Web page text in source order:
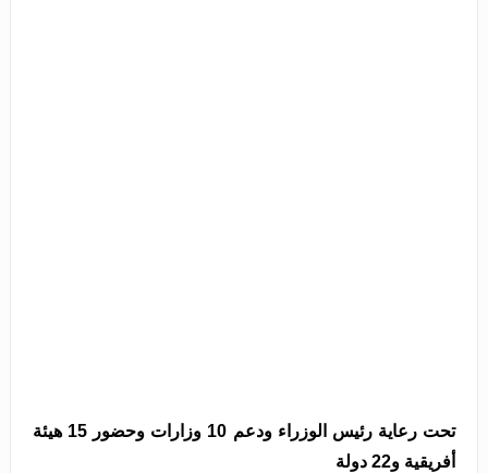
تحت رعاية رئيس الوزراء ودعم 10 وزارات وحضور 15 هيئة
أفريقية و22 دولة